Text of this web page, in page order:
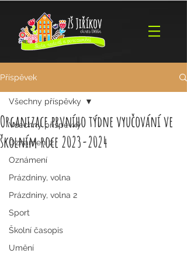
Příspěvek
Všechny příspěvky
Oznámení 2
Oznámení
Prázdniny, volna
Prázdniny, volna 2
Sport
Školní časopis
Umění
Všechny příspěvky
Organizace prvního týdne vyučování ve
školním roce 2023-2024